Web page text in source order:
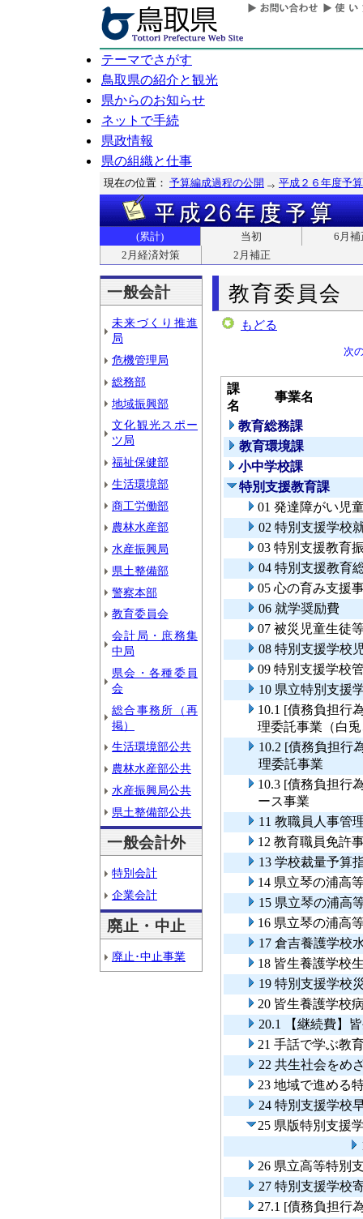
テーマでさがす
鳥取県の紹介と観光
県からのお知らせ
ネットで手続
県政情報
県の組織と仕事
現在の位置： 予算編成過程の公開 平成２６年度予算
(累計) 当初
6月補
2月経済対策
2月補正
一般会計
未来づくり推進
局
危機管理局
総務部
地域振興部
文化観光スポー
ツ局
福祉保健部
生活環境部
商工労働部
農林水産部
水産振興局
県土整備部
警察本部
教育委員会
会計局・庶務集
中局
県会・各種委員
会
総合事務所（再
掲）
生活環境部公共
農林水産部公共
水産振興局公共
県土整備部公共
一般会計外
特別会計
企業会計
廃止・中止
廃止･中止事業
教育委員会
もどる
次
課
名
事業名
教育総務課
教育環境課
小中学校課
特別支援教育課
01 発達障がい児
02 特別支援学校
03 特別支援教育
04 特別支援教育
05 心の育み支援
06 就学奨励費
07 被災児童生徒
08 特別支援学校
09 特別支援学校
10 県立特別支援
10.1 [債務負担行
理委託事業（白
10.2 [債務負担行
理委託事業
10.3 [債務負担行
ース事業
11 教職員人事管
12 教育職員免許
13 学校裁量予算
14 県立琴の浦高
15 県立琴の浦高
16 県立琴の浦高
17 倉吉養護学校
18 皆生養護学校
19 特別支援学校
20 皆生養護学校
20.1 【継続費】
21 手話で学ぶ
22 共生社会を
23 地域で進める
24 特別支援学校
25 県版特別支援
26 県立高等特別
27 特別支援学校
27.1 [債務負担行